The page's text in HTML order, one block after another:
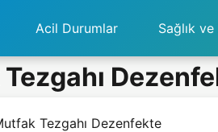
Acil Durumlar Sağlık
Tezgahı Dezenfekte